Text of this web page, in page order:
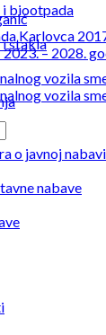
i biootpada
stakla
vozila
vozila
Karlovca
– 2028.
o javnoj nabavi
nabave